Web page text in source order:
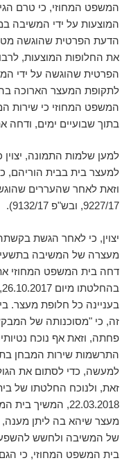
המשפט המחוזי, כי טרם
המוצעות על ידי המשיבה
הדעת הפרטית שהוגשה
את החלופות המוצעות,
הפרטית שהוגשה על ידי
לתקופת המעצר הארוכה
המשפט המחוזי כי שירות
בתוך שבועיים ימים, ודחה את
למען שלמות התמונה,
למעצר בית בבית הוריהם,
וזאת לאחר שהעררים
9227/17, ובש"פ 9132/17).
יצוין, כי לאחר הגשת
דחה בית המשפט המחוזי
בעניינה כל חלופת מעצר.
זה, כי "מסוכנותה של
פחתה, וזאת אף נוכח
התרשמות שירות המבחן
למעשה, כדי לסתום את
זאת, ולנוכח החלטתו של
22.03.2018,
מעצר שיהא בה ליתן
של המשיבה ולחשש
בית המשפט המחוזי, כי